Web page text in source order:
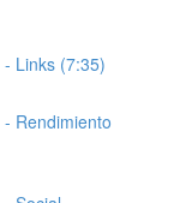
Links (7:35)
Rendimiento